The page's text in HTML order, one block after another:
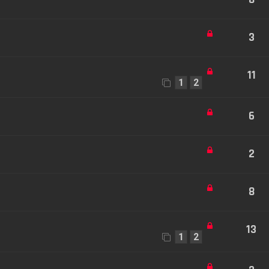
3
1 2 11
6
2
8
1 2 13